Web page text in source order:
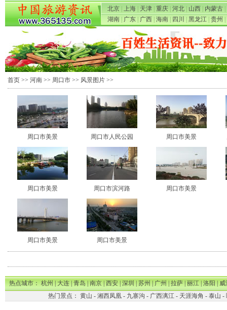
北京 上海 天津 重庆 河北 山西 内蒙古
湖南
广东 广西 海南 四川 黑龙江 贵州
首页 >> 河南 >> 周口市 >> 风景图片 >>
周口市美景 周口市人民公园 周口市美景
周口市美景 周口市滨河路 周口市美景
周口市美景 周口市美景
热点城市：杭州|大连|青岛|南京|西安|深圳|苏州|广州|拉萨|丽江|洛阳|威
热门景点： 黄山 - 湘西凤凰- 九寨沟 - 广西漓江- 天涯海角 - 泰山 -